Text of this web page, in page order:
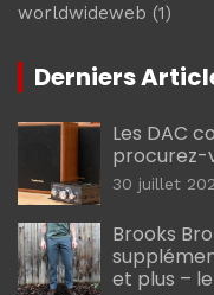
worldwideweb (1)
Derniers
Les DAC
procurez-
30 juillet
Brooks
et plus –